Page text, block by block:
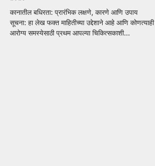
कानातील बधिरता: प्रारंभिक लक्षणे, कारणे आणि उपाय
सूचना: हा लेख फक्त माहितीच्या उद्देशाने आहे आणि कोणत्याही
आरोग्य समस्येसाठी प्रथम आपल्या चिकित्सकाशी…